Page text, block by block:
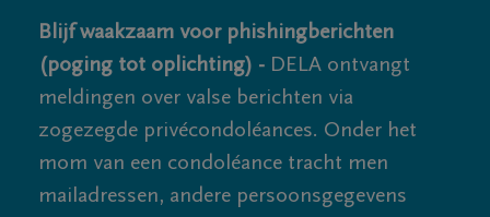
Blijf waakzaam voor phishingberichten
(poging tot oplichting) - DELA ontvangt
meldingen over valse berichten via
zogezegde privécondoléances. Onder het
mom van een condoléance tracht men
mailadressen, andere persoonsgegevens